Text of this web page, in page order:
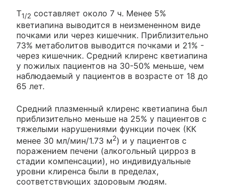
T1/2 составляет около 7 ч. Менее 5%
кветиапина выводится в неизмененном виде
почками или через кишечник. Приблизительно
73% метаболитов выводится почками и 21% -
через кишечник. Средний клиренс кветиапина
у пожилых пациентов на 30-50% меньше, чем
наблюдаемый у пациентов в возрасте от 18 до
65 лет.
Средний плазменный клиренс кветиапина был
приблизительно меньше на 25% у пациентов с
тяжелыми нарушениями функции почек (КК
менее 30 мл/мин/1.73 м2) и у пациентов с
поражением печени (алкогольный цирроз в
стадии компенсации), но индивидуальные
уровни клиренса были в пределах,
соответствующих здоровым людям.